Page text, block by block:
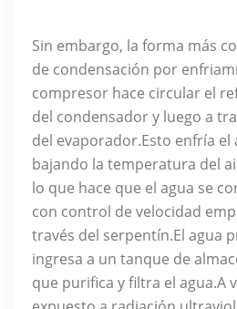
Sin embargo, la forma más
de condensación por
compresor hace circular el
del condensador y luego a
del evaporador.Esto enfría
bajando la temperatura del
lo que hace que el agua se
con control de velocidad
través del serpentín.El agua
ingresa a un tanque de
que purifica y filtra el agua.A